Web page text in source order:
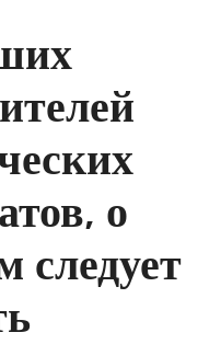
о
следует